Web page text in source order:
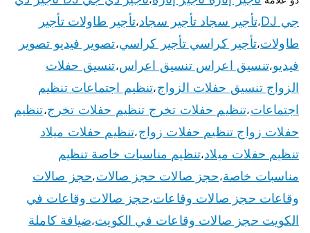
جي DJ
،تأجير سجاد تأجير سجاد،تأجير طاولات تأجير
طاولات،تأجير كراسي تأجير كراسي،تصوير فيديو تصوير
فيديو،تنسيق اعراس تنسيق اعراس،تنسيق حفلات
الزواج تنسيق حفلات الزواج،تنظيم اجتماعات تنظيم
اجتماعات،تنظيم حفلات تخرج تنظيم حفلات تخرج،تنظيم
حفلات زواج تنظيم حفلات زواج،تنظيم حفلات ميلاد
تنظيم حفلات ميلاد،تنظيم مناسبات خاصة تنظيم
مناسبات خاصة،حجز صالات حجز صالات،حجز صالات
وقاعات حجز صالات وقاعات،حجز صالات وقاعات في
الكويت حجز صالات وقاعات في الكويت،ضيافة كاملة